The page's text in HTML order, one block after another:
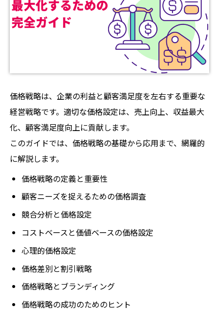
価格戦略は、企業の利益と顧客満足度を左右する重要な
経営戦略です。適切な価格設定は、売上向上、収益最大
化、顧客満足度向上に貢献します。
このガイドでは、価格戦略の基礎から応用まで、網羅的
に解説します。
価格戦略の定義と重要性
顧客ニーズを捉えるための価格調査
競合分析と価格設定
コストベースと価値ベースの価格設定
心理的価格設定
価格差別と割引戦略
価格戦略とブランディング
価格戦略の成功のためのヒント